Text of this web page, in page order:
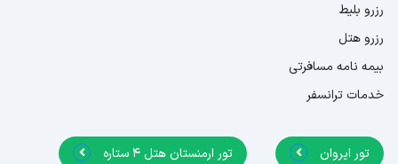
رزرو بلیط
رزرو هتل
بیمه نامه مسافرتی
خدمات ترانسفر
تور ایروان تور ارمنستان هتل 4 ستاره